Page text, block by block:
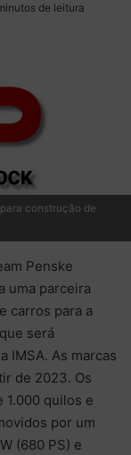
de leitura
construção de
Penske
uma parceira
carros para a
será
IMSA. As marcas
de 2023. Os
1.000 quilos e
por um
(680 PS) e